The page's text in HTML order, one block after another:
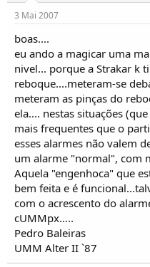
3 Mai 2007
boas....
eu ando a magicar uma
nivel... porque a Strakar k
reboque....meteram-se
meteram as pinças do
ela.... nestas situações
mais frequentes que o
esses alarmes não valem
um alarme "normal", com
Aquela "engenhoca" que
bem feita e é
com o acrescento do
cUMMpx.....
Pedro Baleiras
UMM Alter II `87